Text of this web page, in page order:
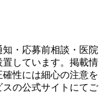
知・応募前相談・医院
しています。掲載情
性には細心の注意を
の公式サイトにてご